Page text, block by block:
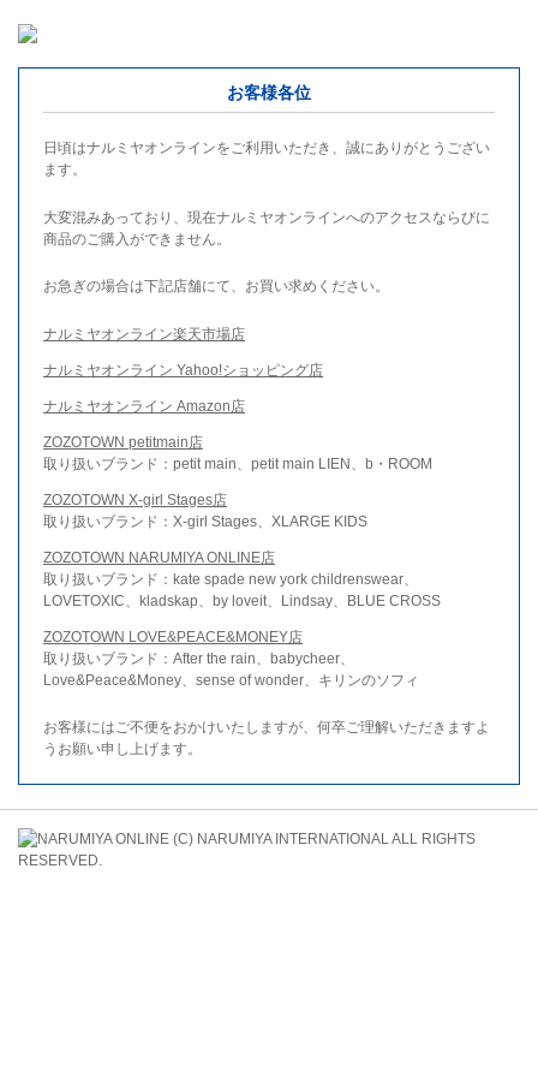
お客様各位
日頃はナルミヤオンラインをご利用いただき、誠にありがとうござい
ます。
大変混みあっており、現在ナルミヤオンラインへのアクセスならびに
商品のご購入ができません。
お急ぎの場合は下記店舗にて、お買い求めください。
ナルミヤオンライン楽天市場店
ナルミヤオンライン Yahoo!ショッピング店
ナルミヤオンライン Amazon店
ZOZOTOWN petitmain店
取り扱いブランド：petit main、petit main LIEN、b・ROOM
ZOZOTOWN X-girl Stages店
取り扱いブランド：X-girl Stages、XLARGE KIDS
ZOZOTOWN NARUMIYA ONLINE店
取り扱いブランド：kate spade new york childrenswear、
LOVETOXIC、kladskap、by loveit、Lindsay、BLUE CROSS
ZOZOTOWN LOVE&PEACE&MONEY店
取り扱いブランド：After the rain、babycheer、
Love&Peace&Money、sense of wonder、キリンのソフィ
お客様にはご不便をおかけいたしますが、何卒ご理解いただきますよ
うお願い申し上げます。